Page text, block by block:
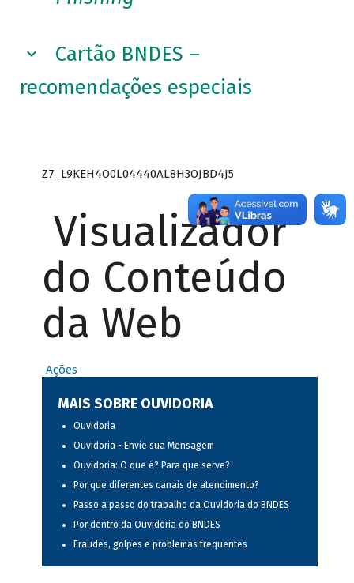
Cartão BNDES –
recomendações especiais
Z7_L9KEH4O0L04440AL8H3OJBD4J5
Visualizador
do Conteúdo
da Web
Ações
MAIS SOBRE OUVIDORIA
Ouvidoria
Ouvidoria - Envie sua Mensagem
Ouvidoria: O que é? Para que serve?
Por que diferentes canais de atendimento?
Passo a passo do trabalho da Ouvidoria do BNDES
Por dentro da Ouvidoria do BNDES
Fraudes, golpes e problemas frequentes